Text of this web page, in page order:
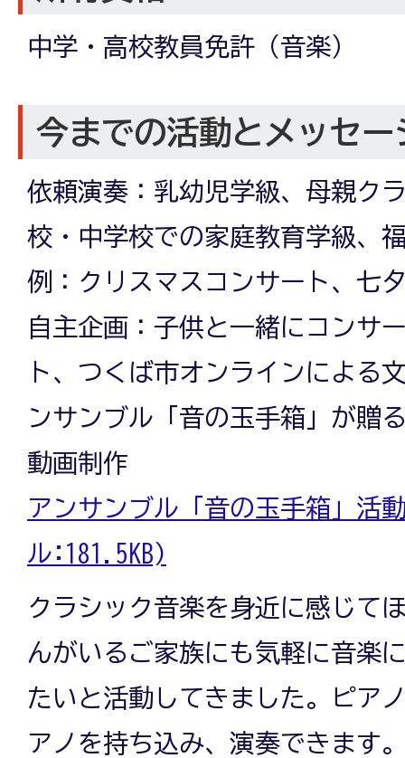
中学・高校教員免許（音楽）
今までの活動とメッセー
依頼演奏：乳幼児学級、母親ク
校・中学校での家庭教育学級、
例：クリスマスコンサート、七
自主企画：子供と一緒にコンサ
ト、つくば市オンラインによる
ンサンブル「音の玉手箱」が贈
動画制作
アンサンブル「音の玉手箱」活
ル:181.5KB)
クラシック音楽を身近に感じて
んがいるご家族にも気軽に音楽
たいと活動してきました。ピア
アノを持ち込み、演奏できます